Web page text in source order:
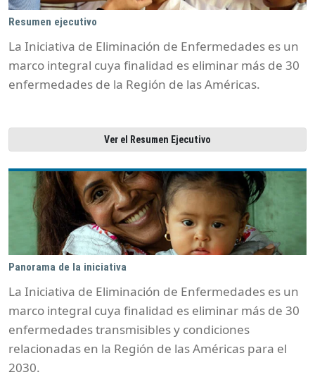
Resumen ejecutivo
La Iniciativa de Eliminación de Enfermedades es un
marco integral cuya finalidad es eliminar más de 30
enfermedades de la Región de las Américas.
Ver el Resumen Ejecutivo
Panorama de la iniciativa
La Iniciativa de Eliminación de Enfermedades es un
marco integral cuya finalidad es eliminar más de 30
enfermedades transmisibles y condiciones
relacionadas en la Región de las Américas para el
2030.